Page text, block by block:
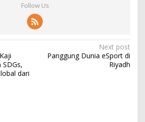
Follow Us
dari
Next post
Panggung Dunia eSport di
Riyadh